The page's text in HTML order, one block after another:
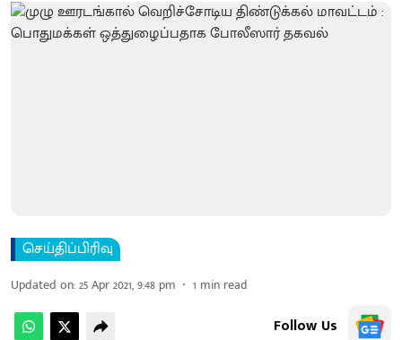
செய்திப்பிரிவு
Updated on:25 Apr 2021, 9:48 pm 1 min read
Follow Us